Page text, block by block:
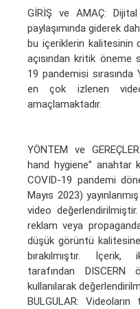
GİRİŞ ve AMAÇ:
paylaşımında giderek
bu içeriklerin kalitesinin
açısından kritik öneme
19 pandemisi sırasında
en çok izlenen
amaçlamaktadır.
YÖNTEM ve
hand hygiene” anahtar
COVID-19 pandemi
Mayıs 2023)
video
reklam veya
düşük görüntü
bırakılmıştır. İçerik,
tarafından
kullanılarak
BULGULAR: